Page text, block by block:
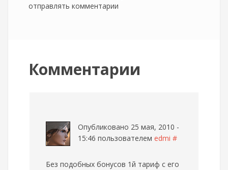
отправлять комментарии
Комментарии
Опубликовано 25 мая, 2010 -
15:46 пользователем edmi #
Без подобных бонусов 1й тариф с его